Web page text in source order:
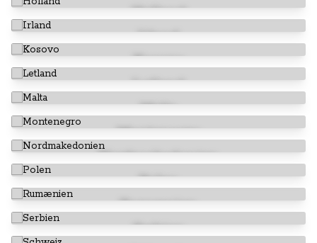
Holland
Irland
Kosovo
Letland
Malta
Montenegro
Nordmakedonien
Polen
Rumænien
Serbien